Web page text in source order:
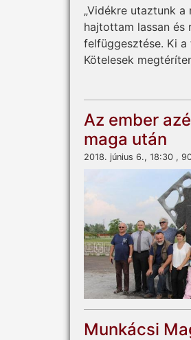
„Vidékre utaztunk
hajtottam lassan
felfüggesztése. Ki
Kötelesek
Az ember
maga után
2018. június 6., 18:30 ,
Munkácsi